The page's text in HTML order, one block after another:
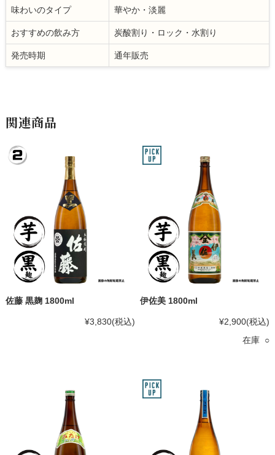
味わいのタイプ 華やか・淡麗
おすすめの飲み方 炭酸割り・ロック・水割り
発売時期 通年販売
関連商品
佐藤 黒麹 1800ml
¥3,830(税込)
伊佐美 1800ml
¥2,900(税込)
在庫 ○